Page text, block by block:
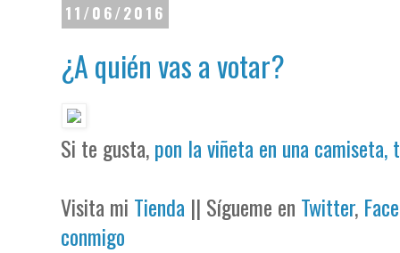
11/06/2016
¿A quién vas a votar?
Si te gusta,pon la viñeta en una camiseta,
Visita mi Tienda || Sígueme en Twitter,
conmigo